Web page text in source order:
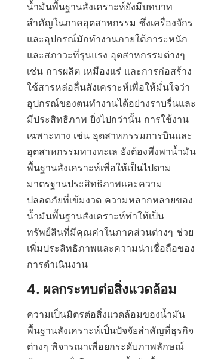
น้ำมันพื้นฐานสังเคราะห์ยังมีบทบาท
สำคัญในภาคอุตสาหกรรม ซึ่งเครื่องจักร
และอุปกรณ์มักทำงานภายใต้ภาระหนัก
และสภาวะที่รุนแรง อุตสาหกรรมต่างๆ
เช่น การผลิต เหมืองแร่ และการก่อสร้าง
ใช้สารหล่อลื่นสังเคราะห์เพื่อให้มั่นใจว่า
อุปกรณ์ของตนทำงานได้อย่างราบรื่นและ
มีประสิทธิภาพ ยิ่งไปกว่านั้น การใช้งาน
เฉพาะทาง เช่น อุตสาหกรรมการบินและ
อุตสาหกรรมทางทะเล ยังต้องพึ่งพาน้ำมัน
พื้นฐานสังเคราะห์เพื่อให้เป็นไปตาม
มาตรฐานประสิทธิภาพและความ
ปลอดภัยที่เข้มงวด ความหลากหลายของ
น้ำมันพื้นฐานสังเคราะห์ทำให้เป็น
ทรัพย์สินที่มีคุณค่าในภาคส่วนต่างๆ ช่วย
เพิ่มประสิทธิภาพและความน่าเชื่อถือของ
การดำเนินงาน
ความเป็นมิตรต่อสิ่งแวดล้อมของน้ำมัน
พื้นฐานสังเคราะห์เป็นปัจจัยสำคัญที่ธุรกิจ
ต่างๆ พิจารณาเพื่อยกระดับภาพลักษณ์